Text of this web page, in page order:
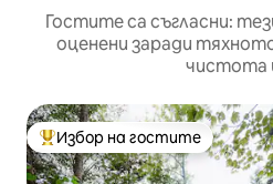
Гостите са съгласни:
оценени заради
чистота
Най-популярен избор на
Избор на гостите